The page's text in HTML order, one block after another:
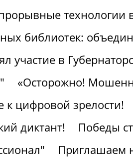
технологии
библиотек:
участие в
«Осторожно!
цифровой зрелости!
диктант!
Победы
Приглашаем